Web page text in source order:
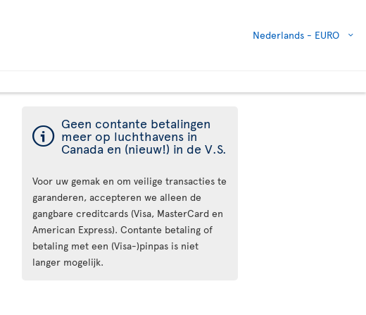
Nederlands - EURO
ý Geen contante betalingen
meer op luchthavens in
Canada en (nieuw!) in de V.S.
Voor uw gemak en om veilige transacties te
garanderen, accepteren we alleen de
gangbare creditcards (Visa, MasterCard en
American Express). Contante betaling of
betaling met een (Visa-)pinpas is niet
langer mogelijk.